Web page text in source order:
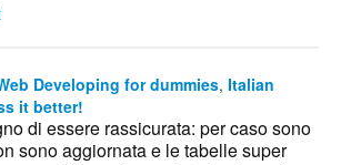
Developing for dummies, Italian
it better!
di essere rassicurata: per caso sono
sono aggiornata e le tabelle super